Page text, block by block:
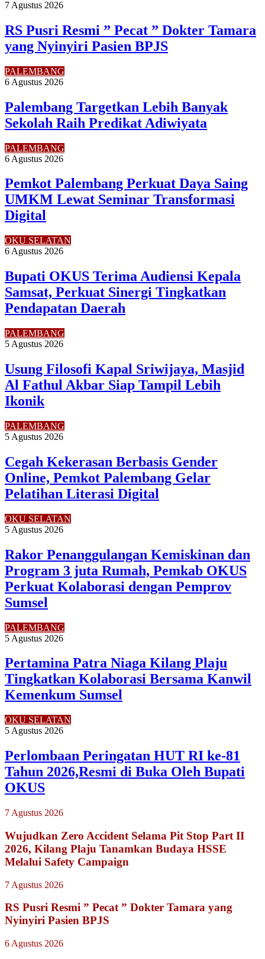
7 Agustus 2026
RS Pusri Resmi ” Pecat ” Dokter Tamara
yang Nyinyiri Pasien BPJS
PALEMBANG
6 Agustus 2026
Palembang Targetkan Lebih Banyak
Sekolah Raih Predikat Adiwiyata
PALEMBANG
6 Agustus 2026
Pemkot Palembang Perkuat Daya Saing
UMKM Lewat Seminar Transformasi
Digital
OKU SELATAN
6 Agustus 2026
Bupati OKUS Terima Audiensi Kepala
Samsat, Perkuat Sinergi Tingkatkan
Pendapatan Daerah
PALEMBANG
5 Agustus 2026
Usung Filosofi Kapal Sriwijaya, Masjid
Al Fathul Akbar Siap Tampil Lebih
Ikonik
PALEMBANG
5 Agustus 2026
Cegah Kekerasan Berbasis Gender
Online, Pemkot Palembang Gelar
Pelatihan Literasi Digital
OKU SELATAN
5 Agustus 2026
Rakor Penanggulangan Kemiskinan dan
Program 3 juta Rumah, Pemkab OKUS
Perkuat Kolaborasi dengan Pemprov
Sumsel
PALEMBANG
5 Agustus 2026
Pertamina Patra Niaga Kilang Plaju
Tingkatkan Kolaborasi Bersama Kanwil
Kemenkum Sumsel
OKU SELATAN
5 Agustus 2026
Perlombaan Peringatan HUT RI ke-81
Tahun 2026,Resmi di Buka Oleh Bupati
OKUS
7 Agustus 2026
Wujudkan Zero Accident Selama Pit Stop Part II
2026, Kilang Plaju Tanamkan Budaya HSSE
Melalui Safety Campaign
7 Agustus 2026
RS Pusri Resmi ” Pecat ” Dokter Tamara yang
Nyinyiri Pasien BPJS
6 Agustus 2026